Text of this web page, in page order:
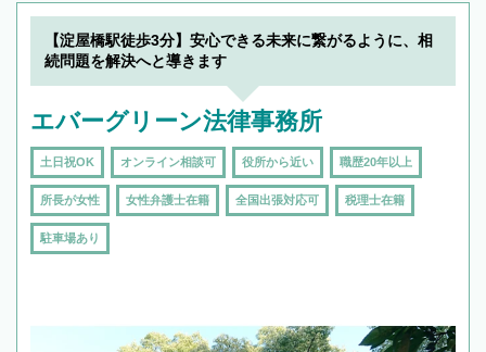
【淀屋橋駅徒歩3分】安心できる未来に繋がるように、相
続問題を解決へと導きます
エバーグリーン法律事務所
土日祝OK オンライン相談可 役所から近い 職歴20年以上
所長が女性 女性弁護士在籍 全国出張対応可 税理士在籍
駐車場あり